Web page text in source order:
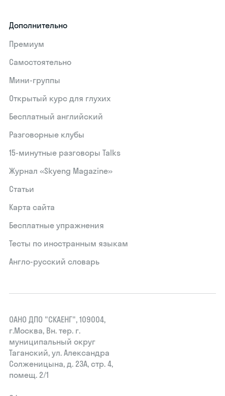
Дополнительно
Премиум
Самостоятельно
Мини-группы
Открытый курс для глухих
Бесплатный английский
Разговорные клубы
15‑минутные разговоры Talks
Журнал «Skyeng Magazine»
Статьи
Карта сайта
Бесплатные упражнения
Тесты по иностранным языкам
Англо-русский словарь
ОАНО ДПО "СКАЕНГ", 109004,
г.Москва, Вн. тер. г.
муниципальный округ
Таганский, ул. Александра
Солженицына, д. 23А, стр. 4,
помещ. 2/1